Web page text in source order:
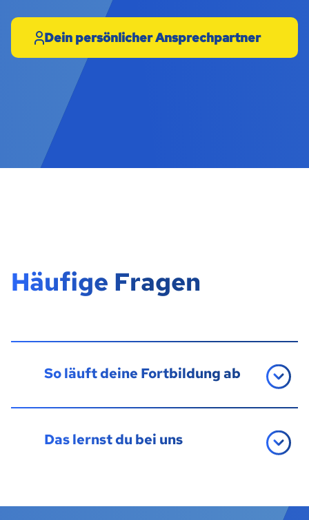
Dein persönlicher Ansprechpartner
Häufige Fragen
So läuft deine Fortbildung ab
Das lernst du bei uns